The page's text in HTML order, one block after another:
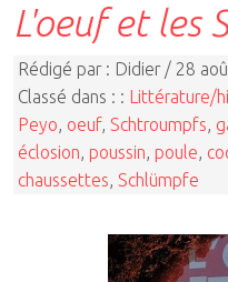
L'oeuf et les
Rédigé par : Didier / 28
Classé dans : : Littérature/
Peyo oeuf, Schtroumpfs
éclosion poussin poule
chaussettes Schlümpfe